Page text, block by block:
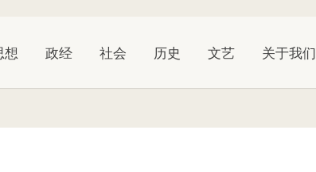
想 政经 社会 历史 文艺 关于我们